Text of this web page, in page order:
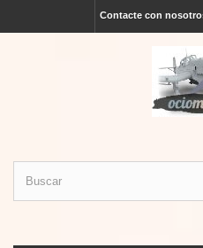
Contacte con